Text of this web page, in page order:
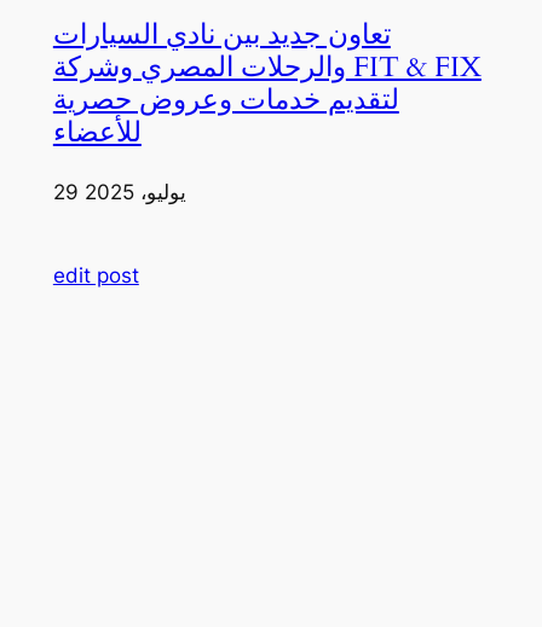
تعاون جديد بين نادي السيارات
والرحلات المصري وشركة FIT & FIX
لتقديم خدمات وعروض حصرية
للأعضاء
29 يوليو، 2025
edit post